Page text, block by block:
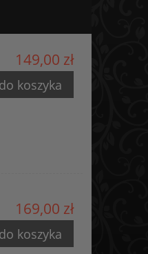
149,00 zł
do koszyka
169,00 zł
do koszyka